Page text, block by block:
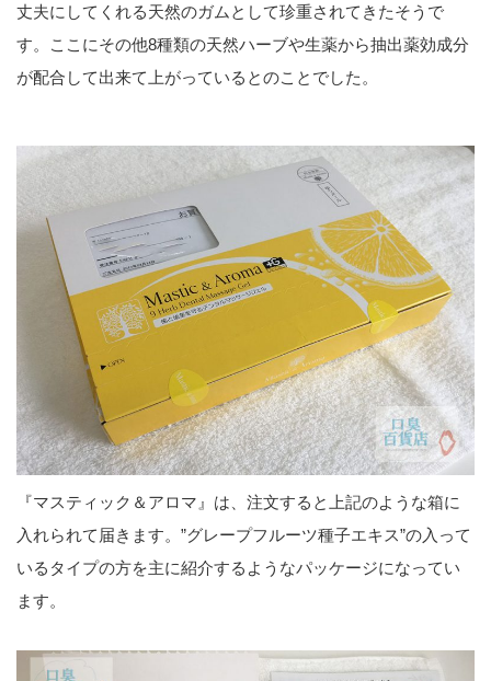
丈夫にしてくれる天然のガムとして珍重されてきたそうで
す。ここにその他8種類の天然ハーブや生薬から抽出薬効成分
が配合して出来て上がっているとのことでした。
『マスティック＆アロマ』は、注文すると上記のような箱に
入れられて届きます。”グレープフルーツ種子エキス”の入って
いるタイプの方を主に紹介するようなパッケージになってい
ます。